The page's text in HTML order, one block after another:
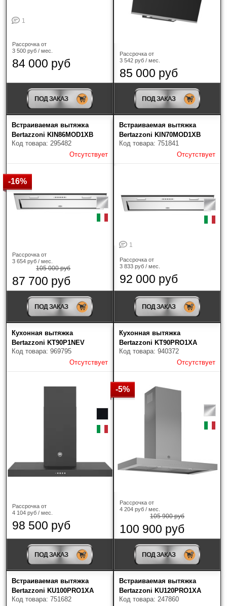
1
Рассрочка от
3 500 руб / мес.
84 000 руб
ПОД ЗАКАЗ
Рассрочка от
3 542 руб / мес.
85 000 руб
ПОД ЗАКАЗ
Встраиваемая вытяжка
Bertazzoni KIN86MOD1XB
Код товара: 295482
Отсутствует
-16%
Рассрочка от
3 654 руб / мес.
105 000 руб
87 700 руб
ПОД ЗАКАЗ
Встраиваемая вытяжка
Bertazzoni KIN70MOD1XB
Код товара: 751841
Отсутствует
1
Рассрочка от
3 833 руб / мес.
92 000 руб
ПОД ЗАКАЗ
Кухонная вытяжка
Bertazzoni KT90P1NEV
Код товара: 969795
Отсутствует
Рассрочка от
4 104 руб / мес.
98 500 руб
ПОД ЗАКАЗ
Кухонная вытяжка
Bertazzoni KT90PRO1XA
Код товара: 940372
Отсутствует
-5%
Рассрочка от
4 204 руб / мес.
105 900 руб
100 900 руб
ПОД ЗАКАЗ
Встраиваемая вытяжка
Bertazzoni KU100PRO1XA
Код товара: 751682
Встраиваемая вытяжка
Bertazzoni KU120PRO1XA
Код товара: 247860